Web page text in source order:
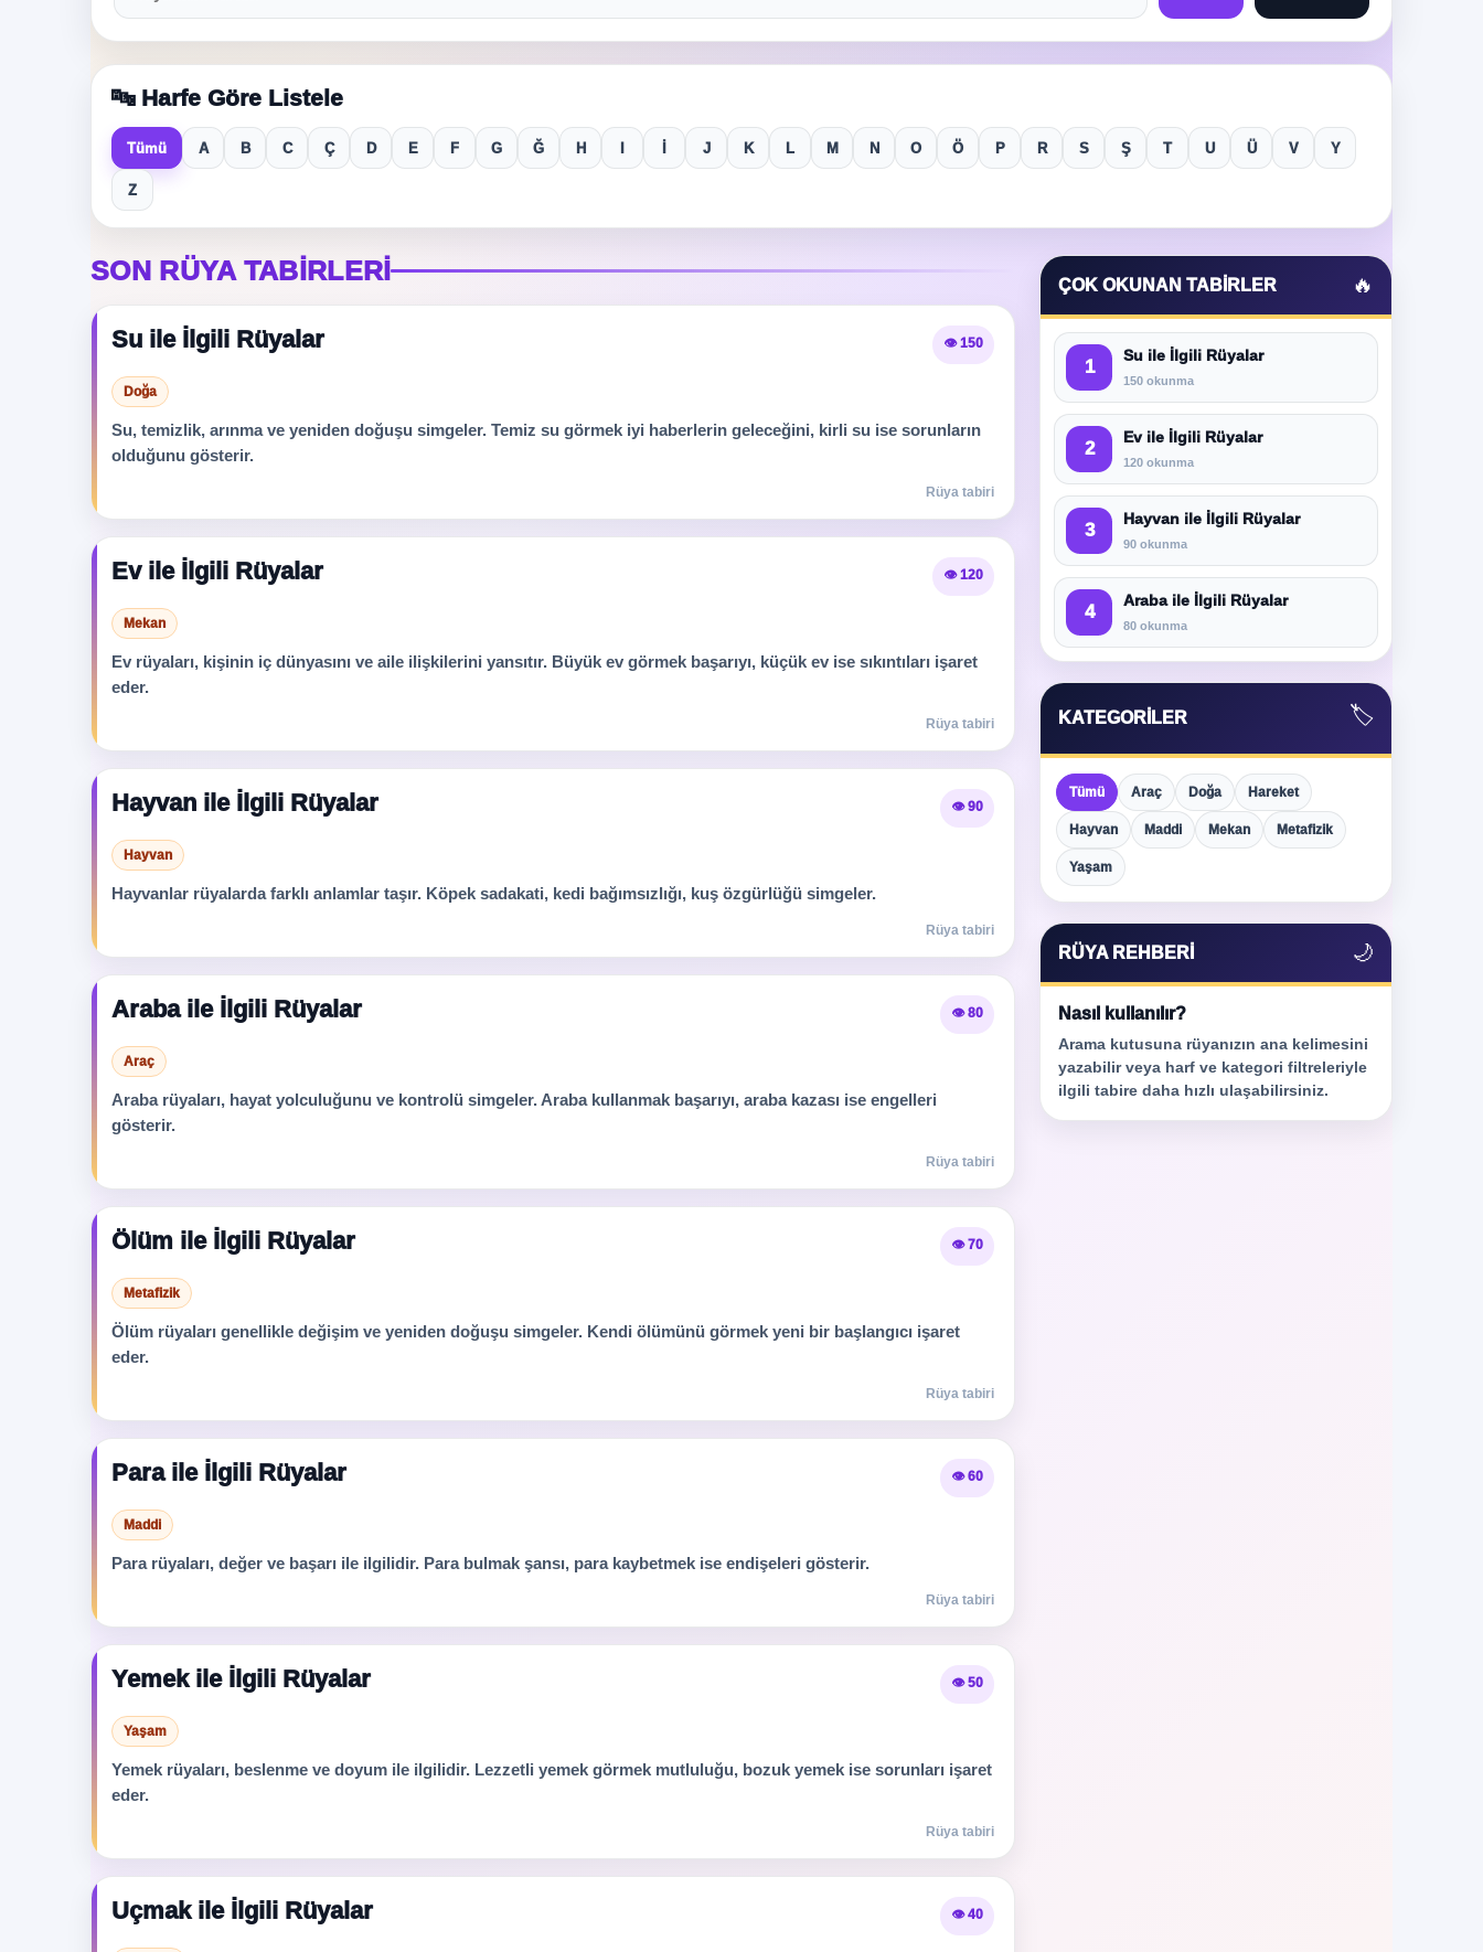
🔤 Harfe Göre Listele
Tümü A B C Ç D E F G Ğ H I İ J K L M N O Ö P R S Ş T U Ü V Y
Z
SON RÜYA TABIRLERI
Su ile İlgili Rüyalar 👁️ 150
Doğa
Su, temizlik, arınma ve yeniden doğuşu simgeler. Temiz su görmek iyi haberlerin geleceğini, kirli su ise sorunların
olduğunu gösterir.
Rüya tabiri
Ev ile İlgili Rüyalar 👁️ 120
Mekan
Ev rüyaları, kişinin iç dünyasını ve aile ilişkilerini yansıtır. Büyük ev görmek başarıyı, küçük ev ise sıkıntıları işaret
eder.
Rüya tabiri
Hayvan ile İlgili Rüyalar 👁️ 90
Hayvan
Hayvanlar rüyalarda farklı anlamlar taşır. Köpek sadakati, kedi bağımsızlığı, kuş özgürlüğü simgeler.
Rüya tabiri
Araba ile İlgili Rüyalar 👁️ 80
Araç
Araba rüyaları, hayat yolculuğunu ve kontrolü simgeler. Araba kullanmak başarıyı, araba kazası ise engelleri
gösterir.
Rüya tabiri
Ölüm ile İlgili Rüyalar 👁️ 70
Metafizik
Ölüm rüyaları genellikle değişim ve yeniden doğuşu simgeler. Kendi ölümünü görmek yeni bir başlangıcı işaret
eder.
Rüya tabiri
Para ile İlgili Rüyalar 👁️ 60
Maddi
Para rüyaları, değer ve başarı ile ilgilidir. Para bulmak şansı, para kaybetmek ise endişeleri gösterir.
Rüya tabiri
Yemek ile İlgili Rüyalar 👁️ 50
Yaşam
Yemek rüyaları, beslenme ve doyum ile ilgilidir. Lezzetli yemek görmek mutluluğu, bozuk yemek ise sorunları işaret
eder.
Rüya tabiri
Uçmak ile İlgili Rüyalar 👁️ 40
ÇOK OKUNAN TABIRLER 🔥
1
Su ile İlgili Rüyalar
150 okunma
2
Ev ile İlgili Rüyalar
120 okunma
3
Hayvan ile İlgili Rüyalar
90 okunma
4
Araba ile İlgili Rüyalar
80 okunma
KATEGORILER 🏷️
Tümü Araç Doğa Hareket
Hayvan Maddi Mekan Metafizik
Yaşam
RÜYA REHBERI 🌙
Nasıl kullanılır?
Arama kutusuna rüyanızın ana kelimesini
yazabilir veya harf ve kategori filtreleriyle
ilgili tabire daha hızlı ulaşabilirsiniz.